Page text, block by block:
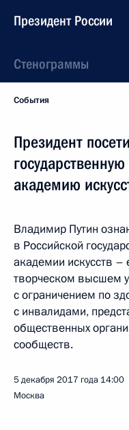
Президент России
Стенограммы
События
Президент
академию
Владимир Путин
в Российской
академии искусств
творческом высшем
с ограничением по
с инвалидами,
общественных
сообществ.
5 декабря 2017 года 14:00
Москва